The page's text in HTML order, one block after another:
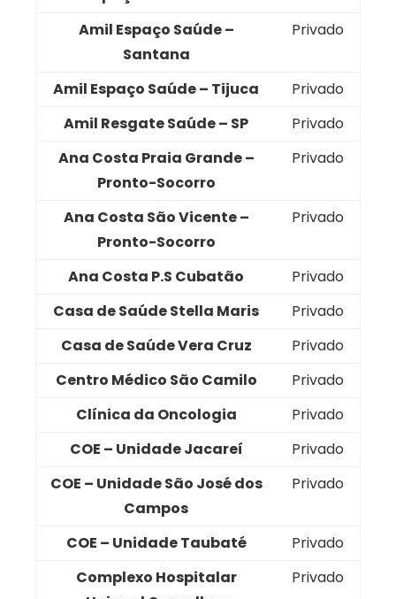
Amil Espaço Saúde –
Santana
Privado
Amil Espaço Saúde – Tijuca
Privado
Amil Resgate Saúde – SP
Privado
Ana Costa Praia Grande –
Pronto-Socorro
Privado
Ana Costa São Vicente –
Pronto-Socorro
Privado
Ana Costa P.S Cubatão
Privado
Casa de Saúde Stella Maris
Privado
Casa de Saúde Vera Cruz
Privado
Centro Médico São Camilo
Privado
Clínica da Oncologia
Privado
COE – Unidade Jacareí
Privado
COE – Unidade São José dos
Campos
Privado
COE – Unidade Taubaté
Privado
Complexo Hospitalar
Privado